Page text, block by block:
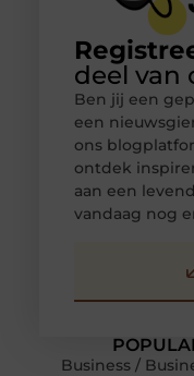
Business /
deel van
Ben jij een
een
ons
ontdek
aan een
vandaag nog